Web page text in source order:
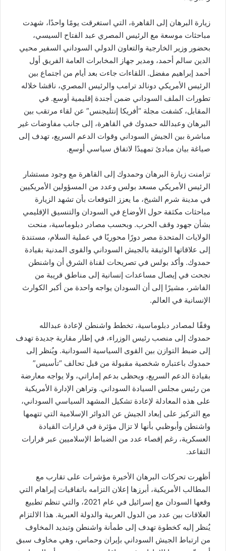
زيارة البرهان إلى القاهرة، التي استغرقت يومًا واحدًا، شهدت
مباحثات موسعة مع الرئيس المصري عبد الفتاح السيسي،
بحضور وزير الخارجية والتعاون الدولي السوداني السفير محيي
الدين سالم أحمد، ومدير جهاز المخابرات العامة الفريق أول
أحمد إبراهيم مفضل. اللقاءات جاءت بعد أيام من اجتماع بين
الرئيس الأمريكي دونالد ترامب والرئيس المصري، ناقشا خلاله
تطورات الملف السوداني ضمن أجندة إقليمية أوسع. في
المقابل، كشفت مجلة “أفريكا إنتليجنس” عن لقاء مرتقب بين
البرهان وعبدالله حمدوك في القاهرة، إلى جانب مفاوضات غير
مباشرة بين الجيش السوداني وقوات الدعم السريع، تهدف إلى
صياغة بيان مبادئ تمهيدًا لاتفاق سياسي أوسع.
تزامنت زيارة البرهان وحمدوك إلى القاهرة مع وجود مستشار
الرئيس الأمريكي مسعد بولس وعدد من المسؤولين الأمريكيين
في مدينة شرم الشيخ، ما يعزز التوقعات بأن تشهد الزيارة
مباحثات مكثفة حول الأوضاع في السودان والتنسيق الإقليمي
بشأن جهود وقف الحرب. وبحسب مصادر دبلوماسية، منحت
الولايات المتحدة مصر دورًا محوريًا في عملية السلام، مستندة
إلى علاقاتها الوثيقة بالجيش السوداني والقوى المدنية بقيادة
حمدوك. وأكد بولس في تصريحات لقناة الشرق أن واشنطن
نجحت في إيصال مساعدات إنسانية إلى مناطق قريبة من
الفاشر، مشيرًا إلى أن السودان يواجه واحدة من أكبر الكوارث
الإنسانية في العالم.
وفقًا لمصادر دبلوماسية، تخطط واشنطن لإعادة عبدالله
حمدوك إلى منصب رئيس الوزراء، في إطار مقاربة جديدة تهدف
إلى ضبط التوازن بين القوى السياسية السودانية. ويُنظر إلى
حمدوك باعتباره شخصية مقبولة من قبل تحالف “تأسيس”
بقيادة الدعم السريع، ويحظى بدعم إماراتي، ولا يواجه معارضة
من رئيس مجلس السيادة السوداني. وتراهن الإدارة الأمريكية
على هذه المعادلة لإعادة تشكيل المشهد السياسي السوداني،
مع التركيز على إبعاد الجيش عن الدوائر الإسلامية التي تتهمها
واشنطن وأبوظبي بأنها لا تزال مؤثرة في قرارات القيادة
العسكرية، رغم إقصاء عدد من الضباط الإسلاميين عبر قرارات
التقاعد.
أظهرت تحركات البرهان الأخيرة مؤشرات على تقارب مع
المطالب الأمريكية، أبرزها إعلان التزامه باتفاقيات إبراهام التي
وقعها السودان مع إسرائيل في عام 2021، والتي تنظم تطبيع
العلاقات بين عدد من الدول العربية والدولة العبرية. هذا الالتزام
يُنظر إليه كخطوة تهدف إلى طمأنة واشنطن وتبديد المخاوف
من ارتباط الجيش السوداني بإيران وحماس، وهي مخاوف سبق